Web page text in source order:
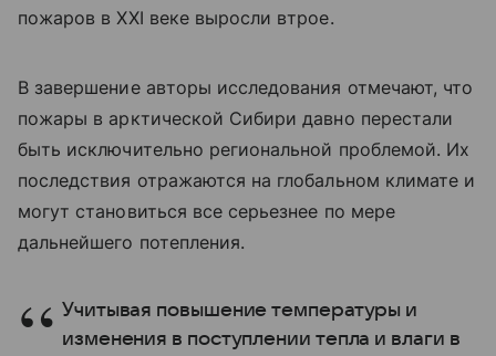
пожаров в XXI веке выросли втрое.
В завершение авторы исследования отмечают, что
пожары в арктической Сибири давно перестали
быть исключительно региональной проблемой. Их
последствия отражаются на глобальном климате и
могут становиться все серьезнее по мере
дальнейшего потепления.
Учитывая повышение температуры и
изменения в поступлении тепла и влаги в